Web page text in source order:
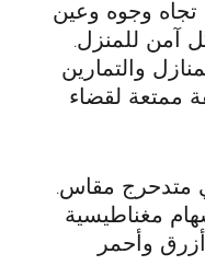
تجاه وجوه وعين
آمن للمنزل.
والتمارين
ممتعة لقضاء
.يتضمن لوح سهام مغناطيسي متدحرج مقاس
، ومجموعة من 6 سهام مغناطيسية